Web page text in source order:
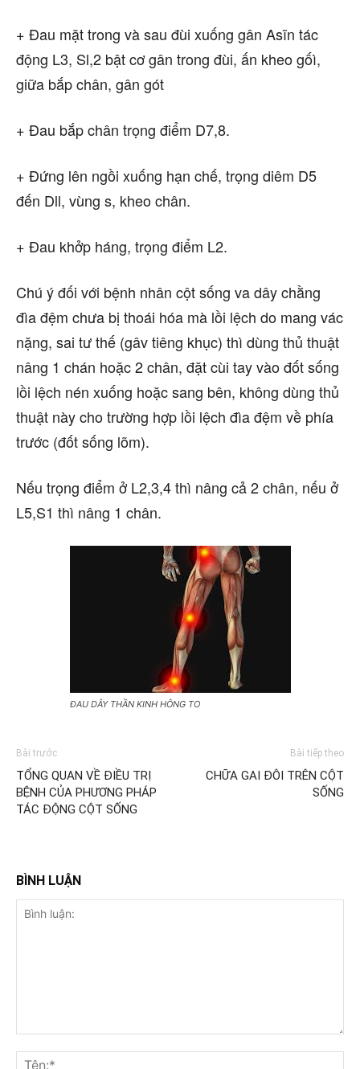
+ Đau mặt trong và sau đùi xuống gân Asĩn tác
động L3, Sl,2 bật cơ gân trong đùi, ấn kheo gốì,
giữa bắp chân, gân gót
+ Đau bắp chân trọng điểm D7,8.
+ Đứng lên ngồi xuống hạn chế, trọng diêm D5
đến Dll, vùng s, kheo chân.
+ Đau khởp háng, trọng điểm L2.
Chú ý đối với bệnh nhân cột sống va dây chằng
đìa đệm chưa bị thoái hóa mà lồi lệch do mang vác
nặng, sai tư thế (gâv tiêng khục) thì dùng thủ thuật
nâng 1 chán hoặc 2 chân, đặt cùi tay vào đốt sống
lồi lệch nén xuống hoặc sang bên, không dùng thủ
thuật này cho trường hợp lồi lệch đìa đệm về phía
trước (đốt sống lõm).
Nếu trọng điểm ở L2,3,4 thì nâng cả 2 chân, nếu ở
L5,S1 thì nâng 1 chân.
ĐAU DÂY THẦN KINH HÔNG TO
Bài trước
TỔNG QUAN VỀ ĐIỀU TRỊ
BỆNH CỦA PHƯƠNG PHÁP
TÁC ĐỘNG CỘT SỐNG
Bài tiếp theo
CHỮA GAI ĐÔI TRÊN CỘT
SỐNG
BÌNH LUẬN